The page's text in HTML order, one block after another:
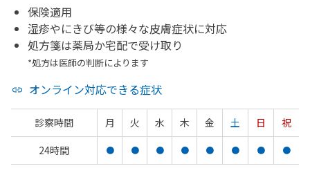
保険適用
湿疹やにきび等の様々な皮膚症状に対応
処方箋は薬局か宅配で受け取り
*処方は医師の判断によります
オンライン対応できる症状
診察時間 月 火 水 木 金 土 日
祝
24時間
● ● ● ● ● ● ● ●